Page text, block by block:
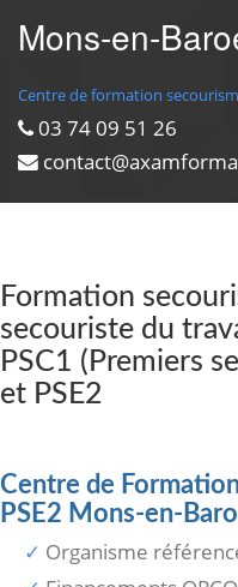
Mons-en-
Centre de formation
03 74 09 51 26
Formation
secouriste du
PSC1 (Premiers
et PSE2
Centre de
PSE2 Mons-en-
Organisme